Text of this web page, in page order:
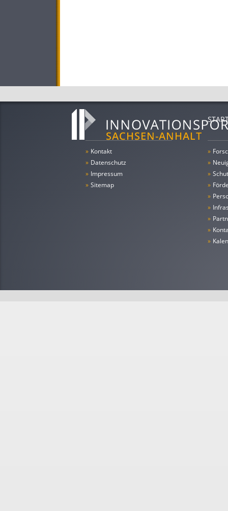
» Kontakt
» Datenschutz
» Impressum
» Sitemap
»
»
»
»
»
»
»
»
»